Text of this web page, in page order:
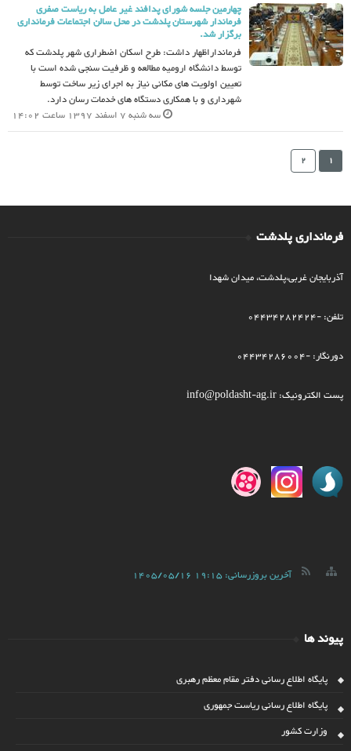
چهارمین جلسه شورای پدافند غیر عامل به ریاست صفری
فرماندار شهرستان پلدشت در محل سالن اجتماعات فرمانداری
برگزار شد.
فرمانداراظهار داشت: طرح اسکان اضطراری شهر پلدشت که
توسط دانشگاه ارومیه مطالعه و ظرفیت سنجی شده است با
تعیین اولویت های مکانی نیاز به اجرای زیر ساخت توسط
شهرداری و با همکاری دستگاه های خدمات رسان دارد.
سه شنبه 7 اسفند 1397 ساعت 14:02
1
2
فرمانداری پلدشت
آذربایجان غربی،پلدشت، میدان شهدا
تلفن: -04434282424
دورنگار: -04434286004
پست الکترونیک: info@poldasht-ag.ir
آخرین بروزرسانی:1405/05/16 19:15
پیوند ها
پایگاه اطلاع رسانی دفتر مقام معظم رهبری
پایگاه اطلاع رسانی ریاست جمهوری
وزارت کشور